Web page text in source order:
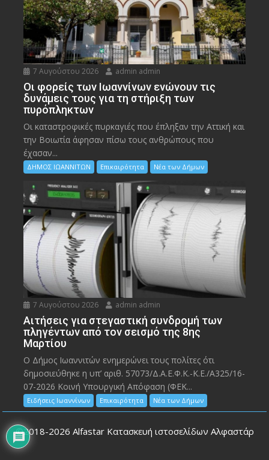
7 Αυγούστου 2026 admin admin
Οι φορείς των Ιωαννίνων ενώνουν τις
δυνάμεις τους για τη στήριξη των
πυρόπληκτων
Οι καταστροφικές πυρκαγιές που έπληξαν την Αττική και
την Bοιωτία άφησαν πίσω τους ανθρώπους που
έχασαν...
ΔΗΜΟΣ ΙΩΑΝΝΙΤΩΝ Επικαιρότητα Νέα των Δήμων
7 Αυγούστου 2026 admin admin
Αιτήσεις για στεγαστική συνδρομή των
πληγέντων από τον σεισμό της 8ης
Μαρτίου
Ο Δήμος Ιωαννιτών ενημερώνει τους πολίτες ότι
δημοσιεύθηκε η υπ’ αριθ. 57073/Δ.Α.Ε.Φ.Κ.-Κ.Ε./Α325/16-
07-2026 Κοινή Υπουργική Απόφαση (ΦΕΚ...
Ειδήσεις Ιωαννίνων Επικαιρότητα Νέα των Δήμων
©2018-2026 Alfastar Κατασκευή ιστοσελίδων Αλφαστάρ